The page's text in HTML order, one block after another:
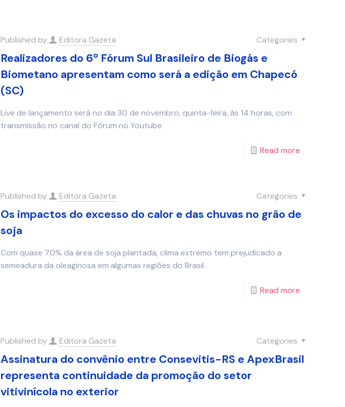
Published by Editora Gazeta Categories
Realizadores do 6º Fórum Sul Brasileiro de Biogás e
Biometano apresentam como será a edição em Chapecó
(SC)
Live de lançamento será no dia 30 de novembro, quinta-feira, às 14 horas, com
transmissão no canal do Fórum no Youtube.
Read more
Published by Editora Gazeta Categories
Os impactos do excesso do calor e das chuvas no grão de
soja
Com quase 70% da área de soja plantada, clima extremo tem prejudicado a
semeadura da oleaginosa em algumas regiões do Brasil
Read more
Published by Editora Gazeta Categories
Assinatura do convênio entre Consevitis-RS e ApexBrasil
representa continuidade da promoção do setor
vitivinícola no exterior